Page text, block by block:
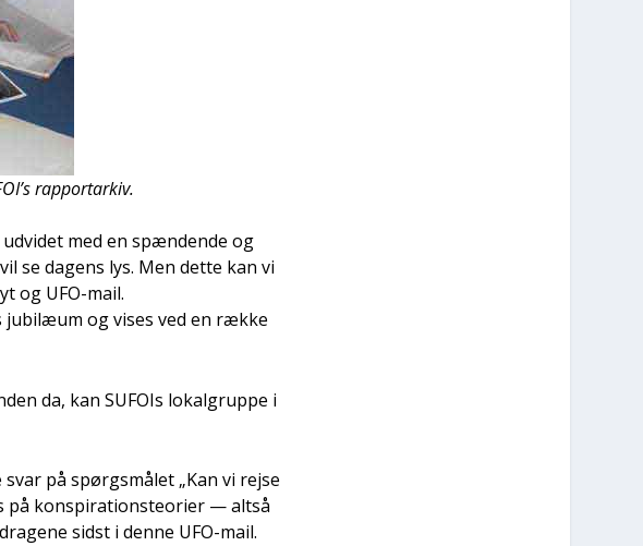
rap­portar­kiv.
med en spæn­den­de og
se dagens lys. Men det­te kan vi
og UFO-mail.
og vises ved en ræk­ke
da, kan SUFOIs lokal­grup­pe i
på spørgs­må­let „Kan vi rej­se
på kon­spira­tions­te­o­ri­er — alt­så
sidst i den­ne UFO-mail.